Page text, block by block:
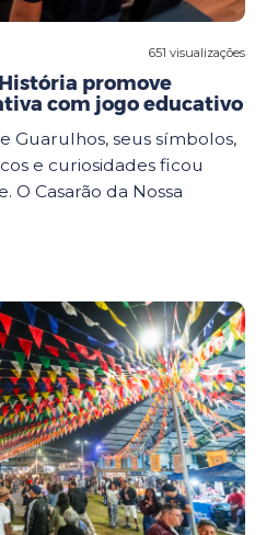
651 visualizações
promove
com jogo educativo
Guarulhos, seus símbolos,
e curiosidades ficou
O Casarão da Nossa